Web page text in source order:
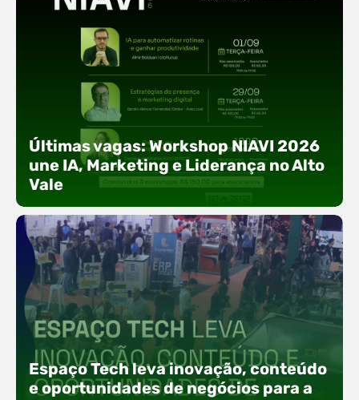
Últimas vagas: Workshop NIAVI 2026
une IA, Marketing e Liderança no Alto
Vale
Com o objetivo de impulsionar a produtividade, a
presença digital e a gestão nas empresas do
Alto Vale, o Núcleo de Tecnologia da Informação
(NIAVI), Polo ACATE-ACIRS, realiza a edição
Espaço Tech leva inovação, conteúdo
e oportunidades de negócios para a